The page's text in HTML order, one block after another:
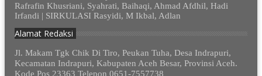
Rafrafin Khusriani, Syahrati, Baihaqi, Ahmad Afdhil, Hadi
Irfandi | SIRKULASI Rasyidi, M Ikbal, Adlan
Alamat Redaksi
Jl. Makam Tgk Chik Di Tiro, Peukan Tuha, Desa Indrapuri,
Kecamatan Indrapuri, Kabupaten Aceh Besar, Provinsi Aceh.
Kode Pos 23363 Telepon 0651-7557738